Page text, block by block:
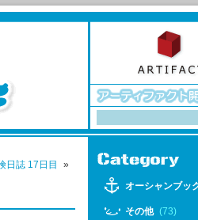
日誌 17日目
»
オーシャンブッ
その他 (73)